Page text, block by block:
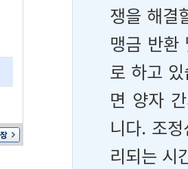
쟁을 해결
맹금 반환
로 하고
면 양자
니다. 조
리되는 시